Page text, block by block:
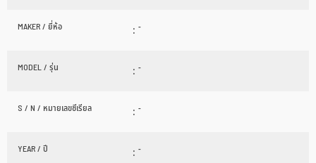
MAKER / ยี่ห้อ : -
MODEL / รุ่น : -
S / N / หมายเลขซีเรียล : -
YEAR / ปี : -